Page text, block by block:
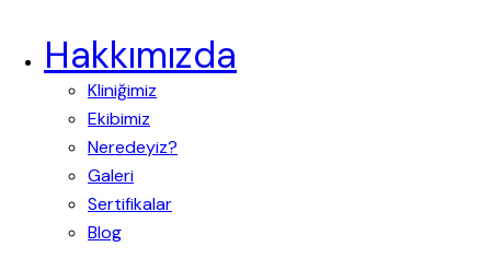
Hakkımızda
Kliniğimiz
Ekibimiz
Neredeyiz?
Galeri
Sertifikalar
Blog